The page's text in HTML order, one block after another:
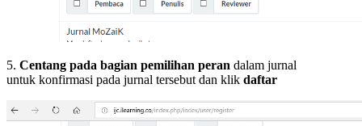
5. Centang pada bagian pemilihan peran dalam jurnal
untuk konfirmasi pada jurnal tersebut dan klik daftar